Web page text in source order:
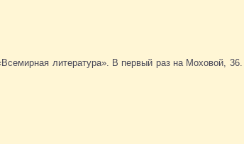
литература». В первый раз на Моховой,